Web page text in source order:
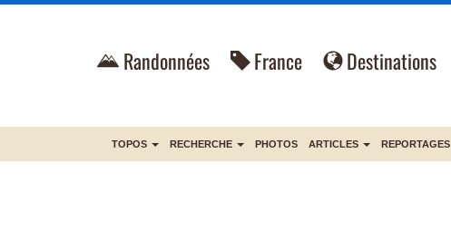
Randonnées France Destinations
TOPOS RECHERCHE PHOTOS ARTICLES REPORTAGES